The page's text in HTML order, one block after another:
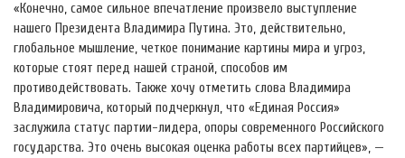
«Конечно, самое сильное впечатление произвело выступление
нашего Президента Владимира Путина. Это, действительно,
глобальное мышление, четкое понимание картины мира и угроз,
которые стоят перед нашей страной, способов им
противодействовать. Также хочу отметить слова Владимира
Владимировича, который подчеркнул, что «Единая Россия»
заслужила статус партии-лидера, опоры современного Российского
государства. Это очень высокая оценка работы всех партийцев», —